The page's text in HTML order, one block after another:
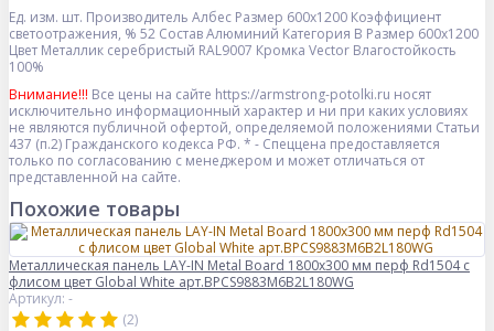
Ед. изм. шт. Производитель Албес Размер 600x1200 Коэффициент
светоотражения, % 52 СоставАлюминий Категория B Размер 600x1200
Цвет Металлик серебристый RAL9007 Кромка Vector Влагостойкость
100%
Внимание!!! Все цены на сайте https://armstrong-potolki.ru носят
исключительно информационный характер и ни при каких условиях
не являются публичной офертой, определяемой положениями Статьи
437 (п.2) Гражданского кодекса РФ. * - Спеццена предоставляется
только по согласованию с менеджером и может отличаться от
представленной на сайте.
Похожие товары
Металлическая панель LAY-IN Metal Board 1800x300 мм перф Rd1504 с
флисом цвет Global White арт.BPCS9883M6B2L180WG
Артикул: -
(2)